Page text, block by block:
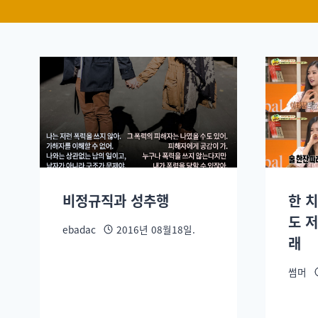
비정규직과 성추행
ebadac 2016년 08월18일.
한
도
래
썸머